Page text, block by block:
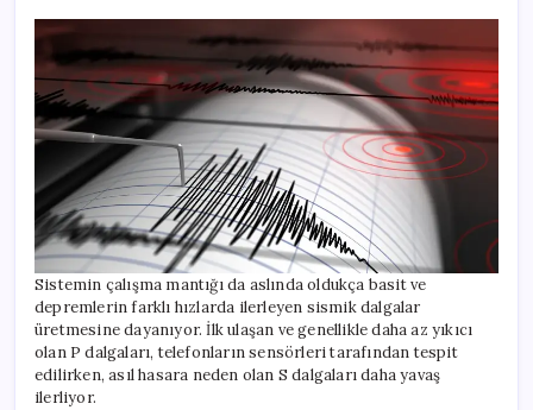
Sistemin çalışma mantığı da aslında oldukça basit ve
depremlerin farklı hızlarda ilerleyen sismik dalgalar
üretmesine dayanıyor. İlk ulaşan ve genellikle daha az yıkıcı
olan P dalgaları, telefonların sensörleri tarafından tespit
edilirken, asıl hasara neden olan S dalgaları daha yavaş
ilerliyor.